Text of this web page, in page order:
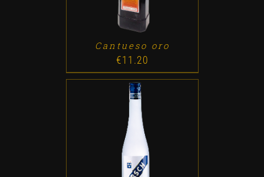
Cantueso oro
€11.20
ADD TO CART DETALLES